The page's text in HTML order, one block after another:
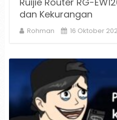
dan Kekurangan
Rohman 16 Oktober